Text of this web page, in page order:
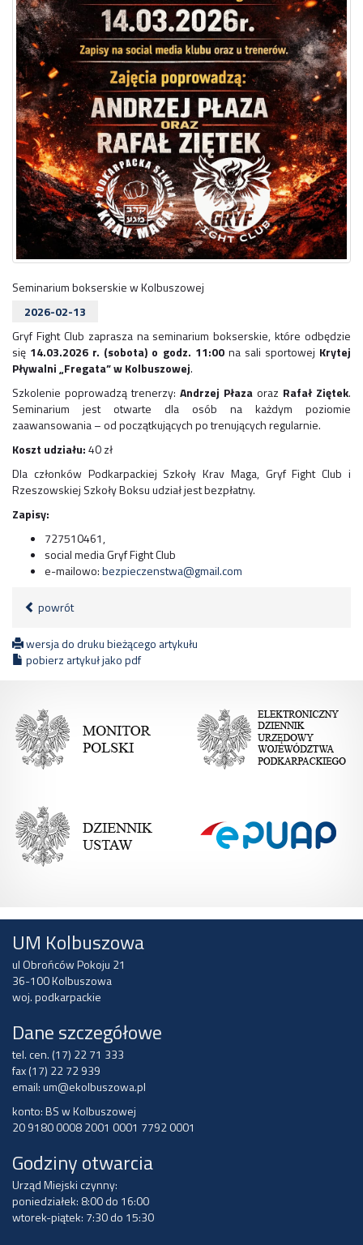
Seminarium bokserskie w Kolbuszowej
2026-02-13
Gryf Fight Club zaprasza na seminarium bokserskie, które odbędzie
się 14.03.2026 r. (sobota) o godz. 11:00na sali sportowej Krytej
Pływalni„Fregata” w Kolbuszowej.
Szkolenie poprowadzą trenerzy: Andrzej Płaza oraz Rafał Ziętek.
Seminarium jest otwarte dla osób na każdym poziomie
zaawansowania – od początkujących po trenujących regularnie.
Koszt udziału:40 zł
Dla członków Podkarpackiej Szkoły Krav Maga, Gryf Fight Club i
Rzeszowskiej Szkoły Boksu udział jest bezpłatny.
Zapisy:
727510461,
social media Gryf Fight Club
e-mailowo:bezpieczenstwa@gmail.com
powrót
wersja do druku bieżącego artykułu
pobierz artykuł jako pdf
UM Kolbuszowa
ul Obrońców Pokoju 21
36-100 Kolbuszowa
woj. podkarpackie
Dane szczegółowe
tel. cen. (17) 22 71 333
fax (17) 22 72 939
email:um@ekolbuszowa.pl
konto: BS w Kolbuszowej
20 9180 0008 2001 0001 7792 0001
Godziny otwarcia
Urząd Miejski czynny:
poniedziałek: 8:00 do 16:00
wtorek-piątek: 7:30 do 15:30